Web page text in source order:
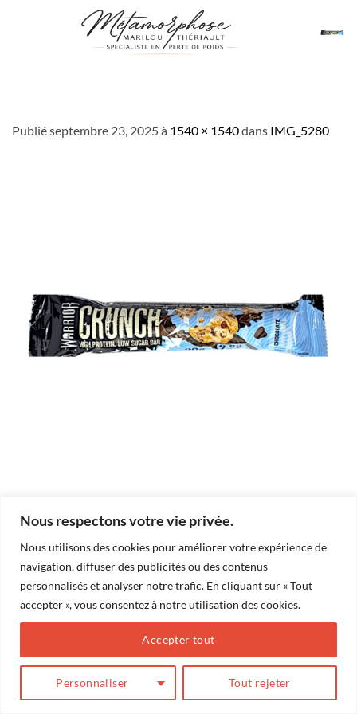
Nous respectons votre vie privée.
Nous utilisons des cookies pour améliorer votre expérience de
navigation, diffuser des publicités ou des contenus
personnalisés et analyser notre trafic. En cliquant sur « Tout
accepter », vous consentez à notre utilisation des cookies.
Personnaliser Tout rejeter
Accepter tout
Publiéseptembre 23, 2025à 1540 × 1540dans IMG_5280
Les commentaires et les rétroliens sont actuellement fermés.
←Précédent
Suivant→
Copyright 2026 ©
Marilou Thériault